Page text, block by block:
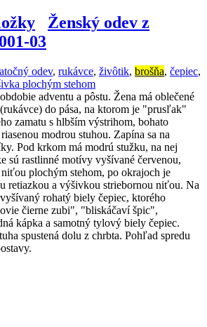
Ženský odev z
03
odev, rukávce, živôtik, brošňa, čepiec,
plochým stehom
adventu a pôstu. Žena má oblečené
do pása, na ktorom je "prusľak"
zamatu s hlbším výstrihom, bohato
modrou stuhou. Zapína sa na
Pod krkom má modrú stužku, na nej
sú rastlinné motívy vyšívané červenou,
plochým stehom, po okrajoch je
retiazkou a výšivkou striebornou niťou. Na
rohatý biely čepiec, ktorého
čierne zubi", "bliskáčaví špic",
kápka a samotný tylový biely čepiec.
spustená dolu z chrbta. Pohľad spredu